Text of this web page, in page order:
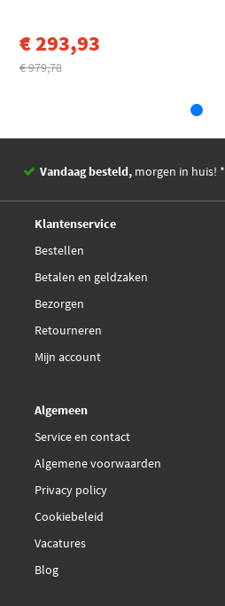
€ 293,93
€ 979,78
Vandaag besteld, morgen in huis! *
Klantenservice
Bestellen
Betalen en geldzaken
Bezorgen
Retourneren
Mijn account
Algemeen
Service en contact
Algemene voorwaarden
Privacy policy
Cookiebeleid
Vacatures
Blog